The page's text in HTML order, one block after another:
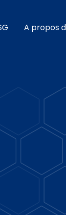
A propos